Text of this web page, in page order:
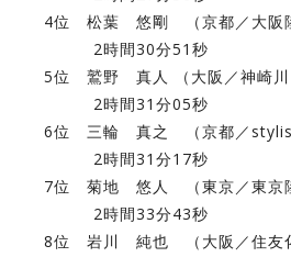
4位 松葉 悠剛 （京都／大阪
2時間30分51秒
5位 鷲野 真人 （大阪／神崎川
2時間31分05秒
6位 三輪 真之 （京都／
2時間31分17秒
7位 菊地 悠人 （東京／東京
2時間33分43秒
8位 岩川 純也 （大阪／住友